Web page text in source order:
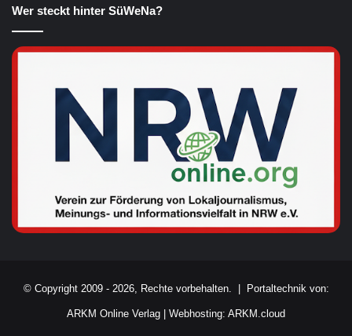
Wer steckt hinter SüWeNa?
© Copyright 2009 - 2026, Rechte vorbehalten. | Portaltechnik von:
ARKM Online Verlag Webhosting: ARKM.cloud